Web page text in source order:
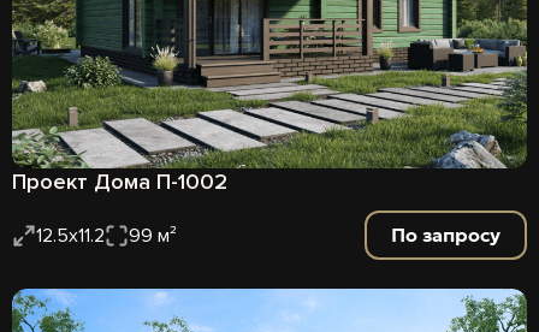
Проект Дома П-1002
12.5х11.2 99 м² По запросу